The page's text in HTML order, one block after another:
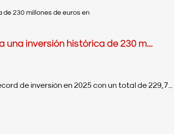
una inversión histórica de 230 m...
de inversión en 2025 con un total de 229,7...